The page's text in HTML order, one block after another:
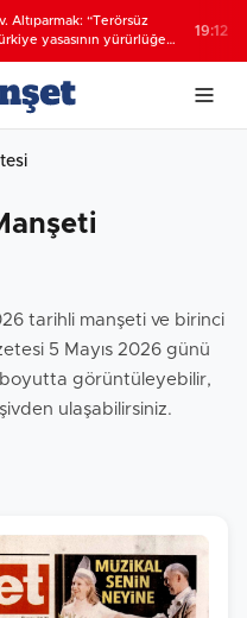
Altıparmak: “Terörsüz
yasasının yürürlüğe
19:12
tarihli manşeti ve birinci
5 Mayıs 2026 günü
boyutta görüntüleyebilir,
ulaşabilirsiniz.